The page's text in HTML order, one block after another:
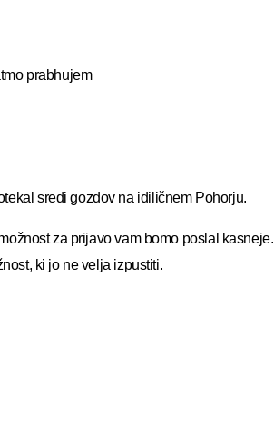
prabhujem
sredi gozdov na idiličnem Pohorju.
za prijavo vam bomo poslal kasneje.
ki jo ne velja izpustiti.